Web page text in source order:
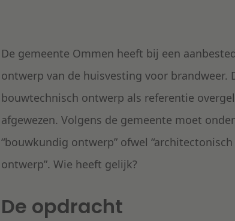
De gemeente Ommen heeft bij een
ontwerp van de huisvesting voor brandweer.
bouwtechnisch ontwerp als referentie
afgewezen. Volgens de gemeente moet
“bouwkundig ontwerp” ofwel
ontwerp”. Wie heeft gelijk?
De opdracht